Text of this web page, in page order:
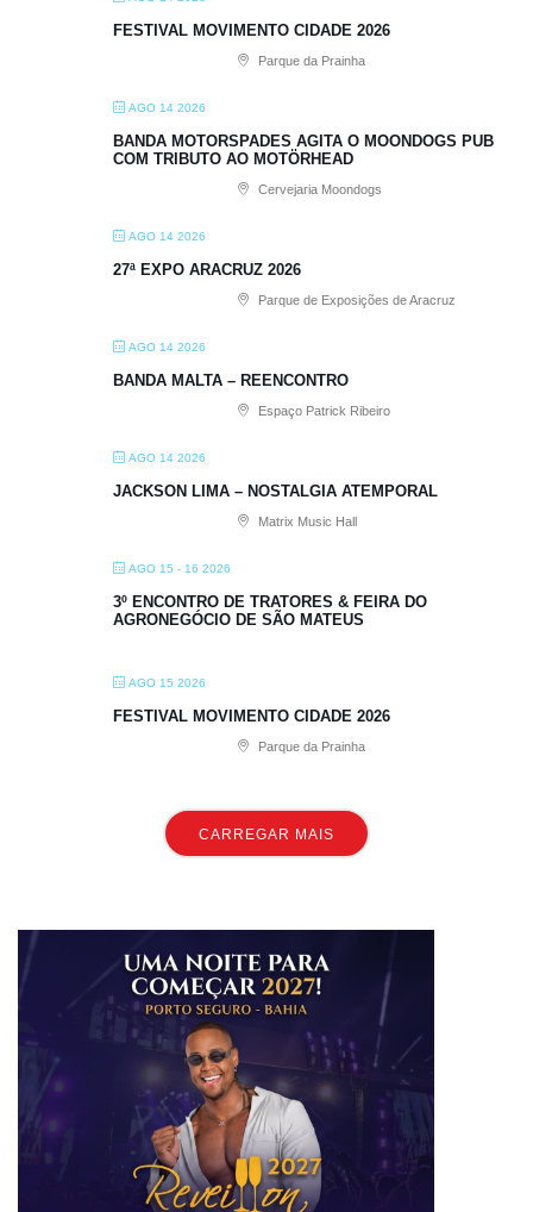
FESTIVAL MOVIMENTO CIDADE 2026
Parque da Prainha
AGO 14 2026
BANDA MOTORSPADES AGITA O MOONDOGS PUB
COM TRIBUTO AO MOTÖRHEAD
Cervejaria Moondogs
AGO 14 2026
27ª EXPO ARACRUZ 2026
Parque de Exposições de Aracruz
AGO 14 2026
BANDA MALTA – REENCONTRO
Espaço Patrick Ribeiro
AGO 14 2026
JACKSON LIMA – NOSTALGIA ATEMPORAL
Matrix Music Hall
AGO 15 - 16 2026
3º ENCONTRO DE TRATORES & FEIRA DO
AGRONEGÓCIO DE SÃO MATEUS
AGO 15 2026
FESTIVAL MOVIMENTO CIDADE 2026
Parque da Prainha
CARREGAR MAIS